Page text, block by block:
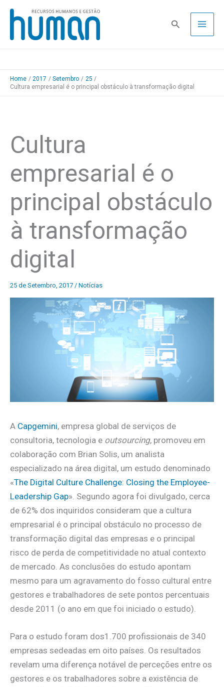
Skip
content
Pesquisa
Home 2017 Setembro
25
Cultura empresarial é o principal obstáculo à transformação digital
Cultura
empresarial é o
principal obstáculo
à transformação
digital
25 de Setembro, 2017 / Notícias
A Capgemini, empresa global de serviços de
consultoria, tecnologia e outsourcing, promoveu em
colaboração com Brian Solis, um analista
especializado na área digital, um estudo denominado
«The Digital Culture Challenge: Closing the Employee-
Leadership Gap». Segundo agora foi divulgado, cerca
de 62% dos inquiridos consideram que a cultura
empresarial é o principal obstáculo no processo de
transformação digital das empresas e o principal
risco de perda de competitividade no atual contexto
de mercado. As conclusões do estudo apontam
mesmo para um agravamento do fosso cultural entre
gestores e trabalhadores de sete pontos percentuais
desde 2011 (o ano em que foi iniciado o estudo).
Para o estudo foram dos1.700 profissionais de 340
empresas sedeadas em oito países. Os resultados
revelam uma diferença notável de perceções entre os
gestores e os trabalhadores sobre a existência de